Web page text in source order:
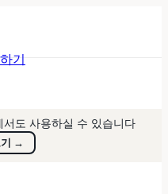
기
서도 사용하실 수 있습니다
→